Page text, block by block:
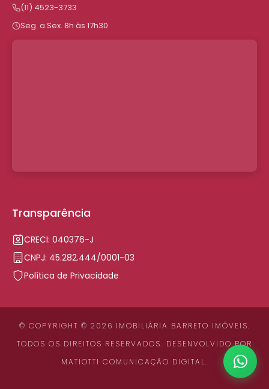
(11) 4523-3733
Seg. a Sex. 8h às 17h30
Transparência
CRECI: 040376-J
CNPJ: 45.282.444/0001-03
Política de Privacidade
© COPYRIGHT © 2026 IMOBILIÁRIA BARRETO IMÓVEIS.
TODOS OS DIREITOS RESERVADOS. DESENVOLVIDO POR
MATIOTTI COMUNICAÇÃO DIGITAL.